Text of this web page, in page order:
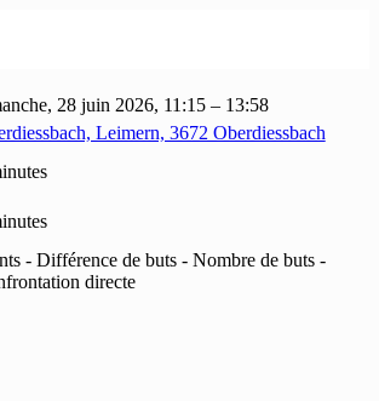
28 juin 2026, 11:15 – 13:58
Leimern, 3672 Oberdiessbach
- Différence de buts - Nombre de buts -
directe